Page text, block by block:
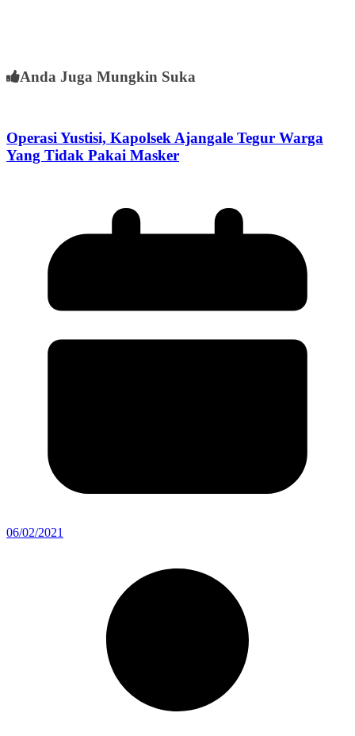
Anda Juga Mungkin Suka
Operasi Yustisi, Kapolsek Ajangale Tegur Warga
Yang Tidak Pakai Masker
06/02/2021